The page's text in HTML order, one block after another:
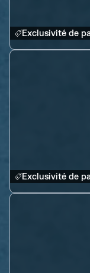
Exclusivité de
Exclusivité de